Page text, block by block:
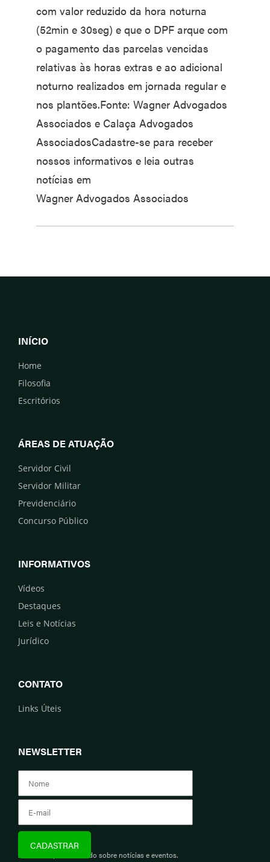
com valor reduzido da hora noturna
(52min e 30seg) e que o DPF arque com
o pagamento das parcelas vencidas
relativas às horas extras e ao adicional
noturno realizados em jornada regular e
nos plantões.Fonte: Wagner Advogados
Associados e Calaça Advogados
AssociadosCadastre-se para receber
nossos informativos e leia outras
notícias em
Wagner Advogados Associados
INÍCIO
Home
Filosofia
Escritórios
ÁREAS DE ATUAÇÃO
Servidor Civil
Servidor Militar
Previdenciário
Concurso Público
INFORMATIVOS
Vídeos
Destaques
Leis e Notícias
Jurídico
CONTATO
Links Úteis
NEWSLETTER
Assine e fique informado sobre notícias e eventos.